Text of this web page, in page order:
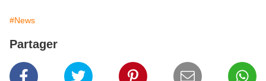
#News
Partager